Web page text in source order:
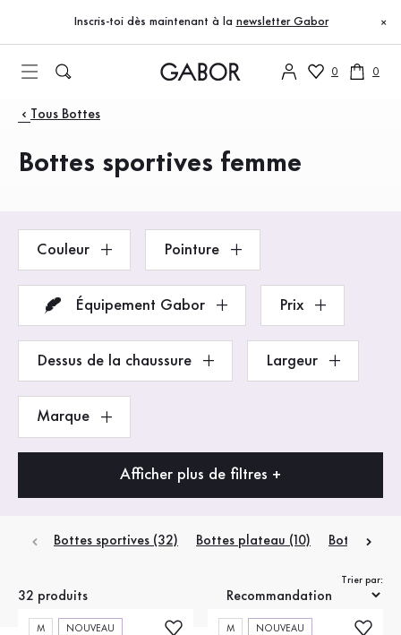
Accéder au contenu principal
Accéder à la table des matières
Accéder à la navigation principale
Inscris-toi dès maintenant à la newsletter Gabor ×
0 0
Produits
Tous Bottes
Bottes sportives femme
Couleur Pointure
Équipement Gabor Prix
Dessus de la chaussure Largeur
Marque
Afficher plus de filtres +
Bottes sportives (32) Bottes plateau (10) Bottes
32 produits
Trier par:
M NOUVEAU M NOUVEAU